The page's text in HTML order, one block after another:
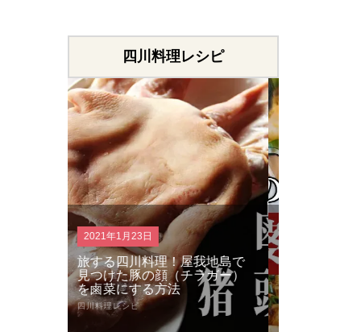
四川料理レシピ
2020年10月29日
仕上げは金の太陽花椒！四川
のお母さんが教える家庭で作
れる本場の麻婆豆腐の作り方
四川料理レシピ